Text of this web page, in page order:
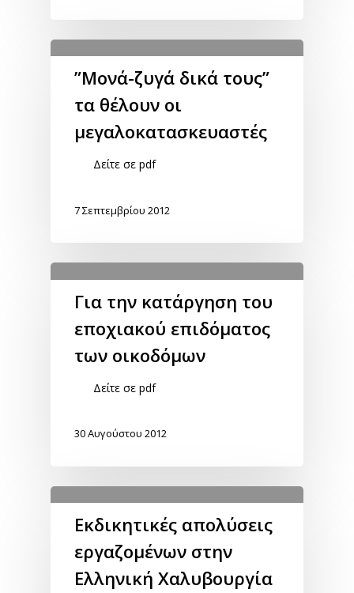
”Μονά-ζυγά δικά τους”
τα θέλουν οι
μεγαλοκατασκευαστές
Δείτε σε pdf
7 Σεπτεμβρίου 2012
Για την κατάργηση του
εποχιακού επιδόματος
των οικοδόμων
Δείτε σε pdf
30 Αυγούστου 2012
Εκδικητικές απολύσεις
εργαζομένων στην
Ελληνική Χαλυβουργία